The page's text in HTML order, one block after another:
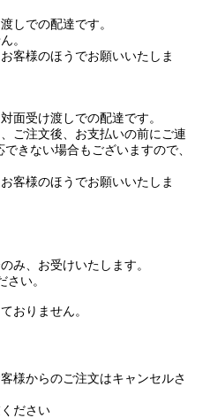
しでの配達です。
。
客様のほうでお願いいたしま
面受け渡しでの配達です。
ご注文後、お支払いの前にご連
きない場合もございますので、
客様のほうでお願いいたしま
み、お受けいたします。
い。
おりません。
様からのご注文はキャンセルさ
ださい